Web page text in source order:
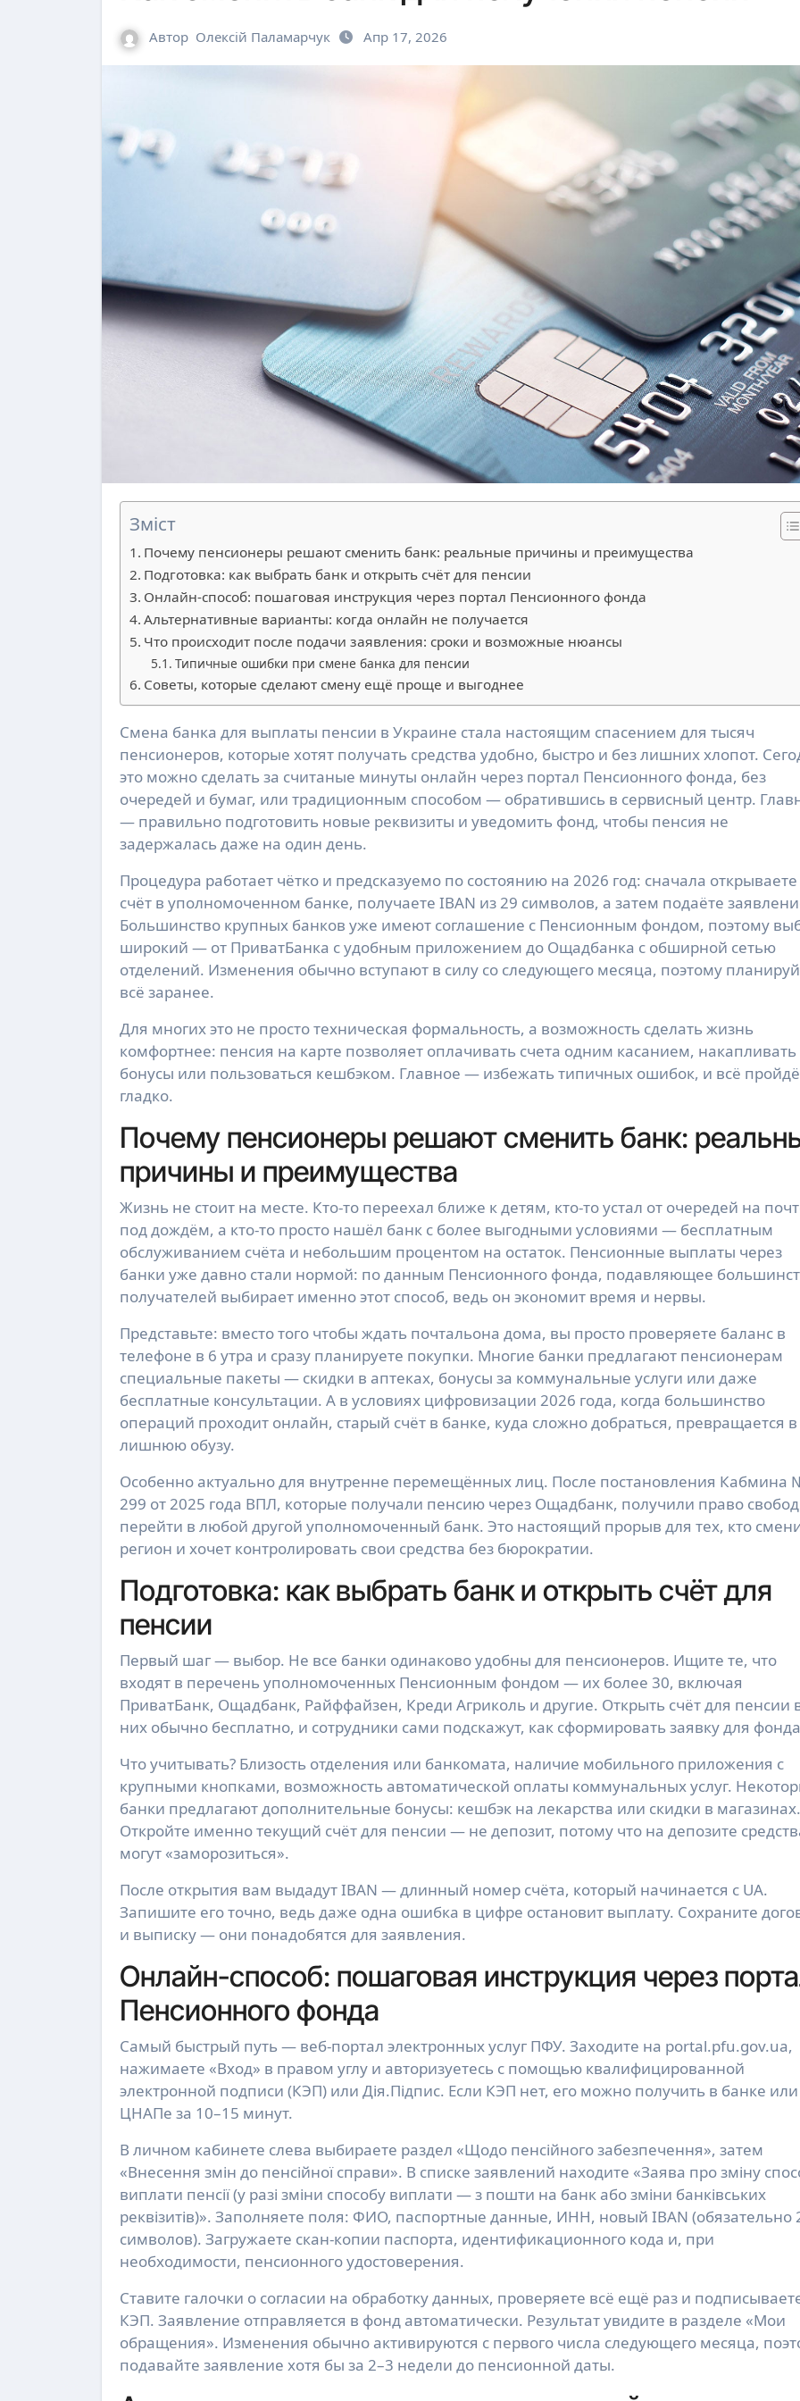
Автор Олексій Паламарчук Апр 17, 2026
Зміст
Почему пенсионеры решают сменить банк: реальные причины и преимущества
Подготовка: как выбрать банк и открыть счёт для пенсии
Онлайн-способ: пошаговая инструкция через портал Пенсионного фонда
Альтернативные варианты: когда онлайн не получается
Что происходит после подачи заявления: сроки и возможные нюансы
Типичные ошибки при смене банка для пенсии
Советы, которые сделают смену ещё проще и выгоднее
Смена банка для выплаты пенсии в Украине стала настоящим спасением для тысяч
пенсионеров, которые хотят получать средства удобно, быстро и без лишних хлопот.
это можно сделать за считаные минуты онлайн через портал Пенсионного фонда, без
очередей и бумаг, или традиционным способом — обратившись в сервисный центр.
— правильно подготовить новые реквизиты и уведомить фонд, чтобы пенсия не
задержалась даже на один день.
Процедура работает чётко и предсказуемо по состоянию на 2026 год: сначала открываете
счёт в уполномоченном банке, получаете IBAN из 29 символов, а затем подаёте
Большинство крупных банков уже имеют соглашение с Пенсионным фондом, поэтому
широкий — от ПриватБанка с удобным приложением до Ощадбанка с обширной сетью
отделений. Изменения обычно вступают в силу со следующего месяца, поэтому
всё заранее.
Для многих это не просто техническая формальность, а возможность сделать жизнь
комфортнее: пенсия на карте позволяет оплачивать счета одним касанием, накапливать
бонусы или пользоваться кешбэком. Главное — избежать типичных ошибок, и всё
гладко.
Почему пенсионеры решают сменить банк:
причины и преимущества
Жизнь не стоит на месте. Кто-то переехал ближе к детям, кто-то устал от очередей на
под дождём, а кто-то просто нашёл банк с более выгодными условиями — бесплатным
обслуживанием счёта и небольшим процентом на остаток. Пенсионные выплаты через
банки уже давно стали нормой: по данным Пенсионного фонда, подавляющее
получателей выбирает именно этот способ, ведь он экономит время и нервы.
Представьте: вместо того чтобы ждать почтальона дома, вы просто проверяете баланс в
телефоне в 6 утра и сразу планируете покупки. Многие банки предлагают пенсионерам
специальные пакеты — скидки в аптеках, бонусы за коммунальные услуги или даже
бесплатные консультации. А в условиях цифровизации 2026 года, когда большинство
операций проходит онлайн, старый счёт в банке, куда сложно добраться, превращается в
лишнюю обузу.
Особенно актуально для внутренне перемещённых лиц. После постановления Кабмина
299 от 2025 года ВПЛ, которые получали пенсию через Ощадбанк, получили право
перейти в любой другой уполномоченный банк. Это настоящий прорыв для тех, кто
регион и хочет контролировать свои средства без бюрократии.
Подготовка: как выбрать банк и открыть счёт для
пенсии
Первый шаг — выбор. Не все банки одинаково удобны для пенсионеров. Ищите те, что
входят в перечень уполномоченных Пенсионным фондом — их более 30, включая
ПриватБанк, Ощадбанк, Райффайзен, Креди Агриколь и другие. Открыть счёт для пенсии
них обычно бесплатно, и сотрудники сами подскажут, как сформировать заявку для
Что учитывать? Близость отделения или банкомата, наличие мобильного приложения с
крупными кнопками, возможность автоматической оплаты коммунальных услуг.
банки предлагают дополнительные бонусы: кешбэк на лекарства или скидки в магазинах.
Откройте именно текущий счёт для пенсии — не депозит, потому что на депозите
могут «заморозиться».
После открытия вам выдадут IBAN — длинный номер счёта, который начинается с UA.
Запишите его точно, ведь даже одна ошибка в цифре остановит выплату. Сохраните
и выписку — они понадобятся для заявления.
Онлайн-способ: пошаговая инструкция через
Пенсионного фонда
Самый быстрый путь — веб-портал электронных услуг ПФУ. Заходите на portal.pfu.gov.ua,
нажимаете «Вход» в правом углу и авторизуетесь с помощью квалифицированной
электронной подписи (КЭП) или Дія.Підпис. Если КЭП нет, его можно получить в банке или
ЦНАПе за 10–15 минут.
В личном кабинете слева выбираете раздел «Щодо пенсійного забезпечення», затем
«Внесення змін до пенсійної справи». В списке заявлений находите «Заява про зміну
виплати пенсії (у разі зміни способу виплати — з пошти на банк або зміни банківських
реквізитів)». Заполняете поля: ФИО, паспортные данные, ИНН, новый IBAN (обязательно
символов). Загружаете скан-копии паспорта, идентификационного кода и, при
необходимости, пенсионного удостоверения.
Ставите галочки о согласии на обработку данных, проверяете всё ещё раз и
КЭП. Заявление отправляется в фонд автоматически. Результат увидите в разделе «Мои
обращения». Изменения обычно активируются с первого числа следующего месяца,
подавайте заявление хотя бы за 2–3 недели до пенсионной даты.